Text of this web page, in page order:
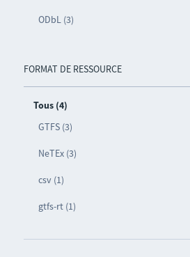
ODbL (3)
FORMAT DE RESSOURCE
Tous (4)
GTFS (3)
NeTEx (3)
csv (1)
gtfs-rt (1)